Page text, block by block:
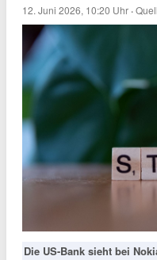
12. Juni 2026, 10:20 Uhr ·
Die US-Bank sieht bei